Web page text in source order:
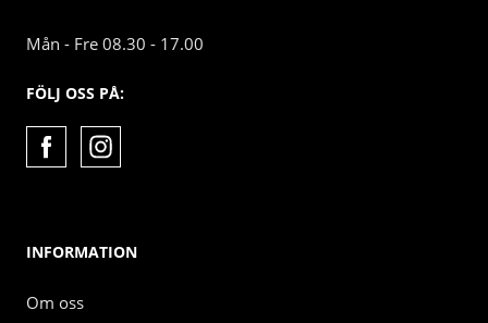
Mån - Fre 08.30 - 17.00
FÖLJ OSS PÅ:
INFORMATION
Om oss